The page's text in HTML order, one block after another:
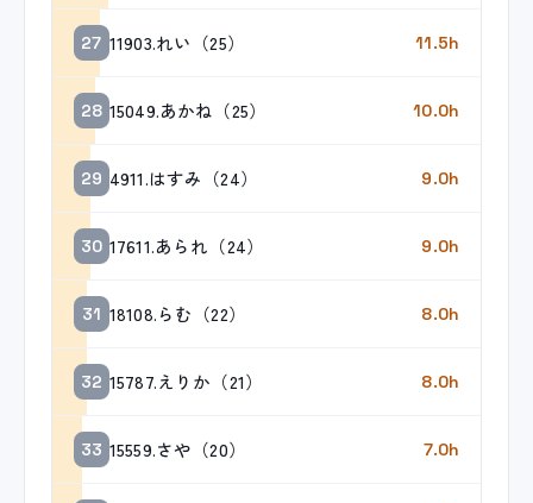
27 11903.れい（25） 11.5h
28 15049.あかね（25） 10.0h
29 4911.はすみ（24） 9.0h
30 17611.あられ（24） 9.0h
31 18108.らむ（22） 8.0h
32 15787.えりか（21） 8.0h
33 15559.さや（20） 7.0h